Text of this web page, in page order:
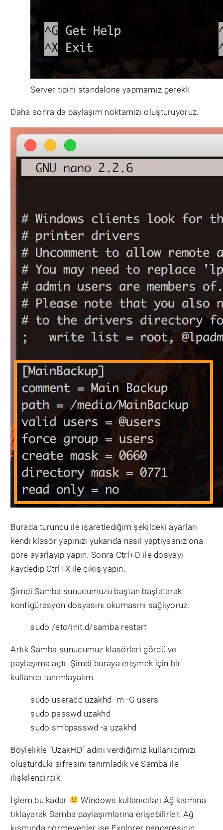
Server tipini standalone yapmamız gerekli
Daha sonra da paylaşım noktamızı oluşturuyoruz.
Burada turuncu ile işaretlediğim şekildeki ayarları
kendi klasör yapınızı yukarıda nasıl yaptıysanız ona
göre ayarlayıp yapın. Sonra Ctrl+O ile dosyayı
kaydedip Ctrl+X ile çıkış yapın.
Şimdi Samba sunucumuzu baştan başlatarak
konfigürasyon dosyasını okumasını sağlıyoruz.
sudo /etc/init.d/samba restart
Artık Samba sunucumuz klasörleri gördü ve
paylaşıma açtı. Şimdi buraya erişmek için bir
kullanıcı tanımlayalım.
sudo useradd uzakhd -m -G users
sudo passwd uzakhd
sudo smbpasswd -a uzakhd
Böylelikle “UzakHD” adını verdiğimiz kullanıcımızı
oluşturduki şifresini tanımladık ve Samba ile
ilişkilendirdik.
İşlem bu kadar
Windows kullanıcıları Ağ kısmına
tıklayarak Samba paylaşımlarına erişebilirler. Ağ
kısmında görmeyenler ise Explorer penceresinin